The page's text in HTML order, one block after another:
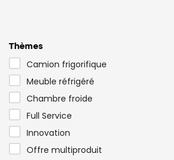
Thèmes
Camion frigorifique
Meuble réfrigéré
Chambre froide
Full Service
Innovation
Offre multiproduit